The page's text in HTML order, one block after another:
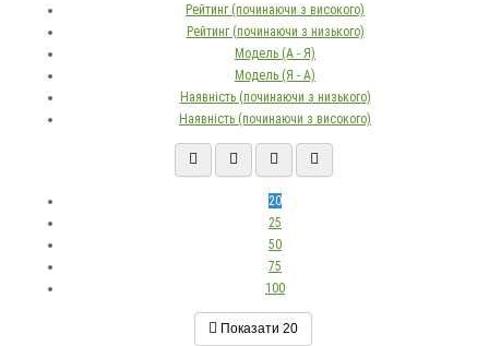
Рейтинг (починаючи з високого)
Рейтинг (починаючи з низького)
Модель (А - Я)
Модель (Я - А)
Наявність (починаючи з низького)
Наявність (починаючи з високого)
20
25
50
75
100
Показати 20